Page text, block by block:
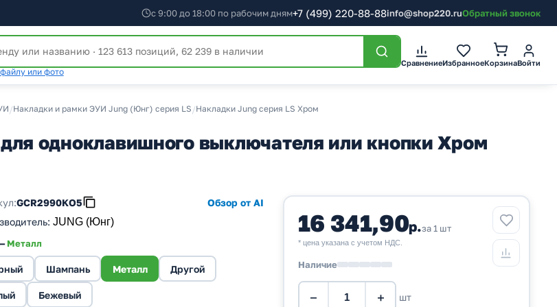
с 9:00 до 18:00 по рабочим дням+7 (499) 220-88-88info@shop220.ruОбратный звонок
или фото
СравнениеИзбранноеКорзинаВойти
/Накладки и рамки ЭУИ Jung (Юнг) серия LS /Накладки Jung серия LS Хром
одноклавишного выключателя или кнопки Хром
GCR2990KO5
Обзор от AI
: JUNG (Юнг)
Металл
Шампань Металл Другой
Бежевый
16 341,90р.за 1 шт
* цена указана с учетом НДС.
Наличие
− + шт